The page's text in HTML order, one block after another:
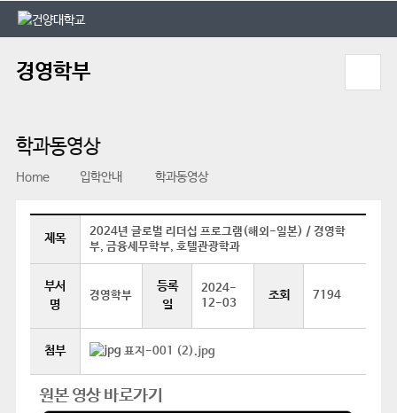
본문 바로가기
대메뉴 바로가기
경영학부
학과동영상
Home 입학안내 학과동영상
제목
2024년 글로벌 리더십 프로그램(해외-일본) / 경영학
부, 금융세무학부, 호텔관광학과
부서
명
경영학부
등록
일
2024-
12-03
조회 7194
첨부 표지-001 (2).jpg
원본 영상 바로가기